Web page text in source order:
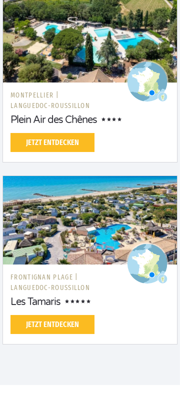
MONTPELLIER |
LANGUEDOC-ROUSSILLON
Plein Air des Chênes
JETZT ENTDECKEN
FRONTIGNAN PLAGE |
LANGUEDOC-ROUSSILLON
Les Tamaris
JETZT ENTDECKEN